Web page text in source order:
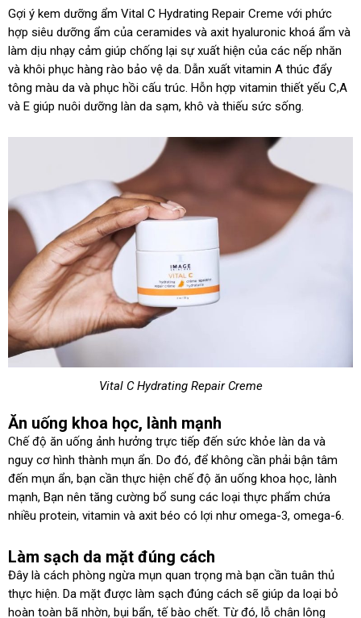
Gợi ý kem dưỡng ẩm Vital C Hydrating Repair Creme với phức
hợp siêu dưỡng ẩm của ceramides và axit hyaluronic khoá ẩm và
làm dịu nhạy cảm giúp chống lại sự xuất hiện của các nếp nhăn
và khôi phục hàng rào bảo vệ da. Dẫn xuất vitamin A thúc đẩy
tông màu da và phục hồi cấu trúc. Hỗn hợp vitamin thiết yếu C,A
và E giúp nuôi dưỡng làn da sạm, khô và thiếu sức sống.
Vital C Hydrating Repair Creme
Ăn uống khoa học, lành mạnh
Chế độ ăn uống ảnh hưởng trực tiếp đến sức khỏe làn da và
nguy cơ hình thành mụn ẩn. Do đó, để không cần phải bận tâm
đến mụn ẩn, bạn cần thực hiện chế độ ăn uống khoa học, lành
mạnh, Bạn nên tăng cường bổ sung các loại thực phẩm chứa
nhiều protein, vitamin và axit béo có lợi như omega-3, omega-6.
Làm sạch da mặt đúng cách
Đây là cách phòng ngừa mụn quan trọng mà bạn cần tuân thủ
thực hiện. Da mặt được làm sạch đúng cách sẽ giúp da loại bỏ
hoàn toàn bã nhờn, bụi bẩn, tế bào chết. Từ đó, lỗ chân lông